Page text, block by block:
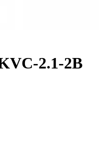
2.1-2B